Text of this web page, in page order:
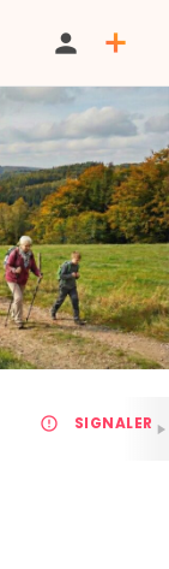
SIGNALER